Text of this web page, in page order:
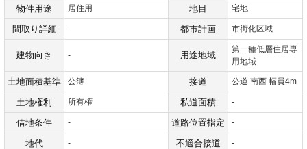
物件用途 居住用 地目 宅地
間取り詳細 - 都市計画 市街化区域
建物向き - 用途地域
第一種低層住居専
用地域
土地面積基準 公簿 接道 公道 南西 幅員4m
土地権利 所有権 私道面積 -
借地条件 - 道路位置指定 -
地代 - 不適合接道 -